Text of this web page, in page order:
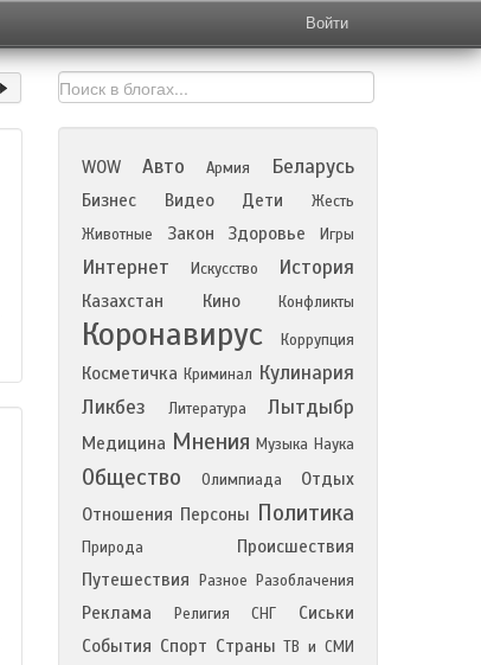
Войти
WOW Авто Армия Беларусь
Бизнес Видео Дети
Жесть
Животные
Закон Здоровье Игры
Интернет Искусство История
Казахстан Кино Конфликты
Коронавирус Коррупция
Косметичка Криминал Кулинария
Ликбез
Литература Лытдыбр
Медицина Мнения Музыка Наука
Общество Олимпиада
Отдых
Отношения Персоны Политика
Природа
Происшествия
Путешествия
Разное Разоблачения
Реклама Религия СНГ
Сиськи
События Спорт Страны ТВ и СМИ